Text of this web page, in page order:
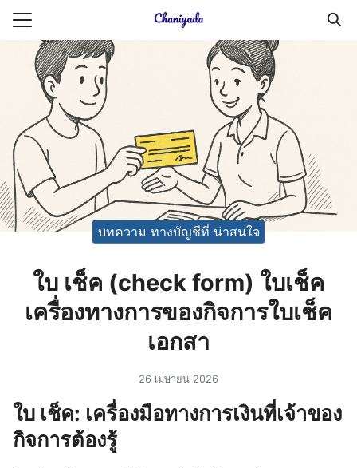
Skip
content
ยความเป็นส่วนตัว
ญชี (Accounting service)
ญชี (Accounting
Search
บทความ ทางบัญชีที่ น่าสนใจ
ใบ เช็ค (check form) ใบเช็ค
เครื่องทางการของกิจการใบเช็ค
เอกสา
26 เมษายน 2026
ใบ เช็ค: เครื่องมือทางการเงินที่เจ้าของ
กิจการต้องรู้